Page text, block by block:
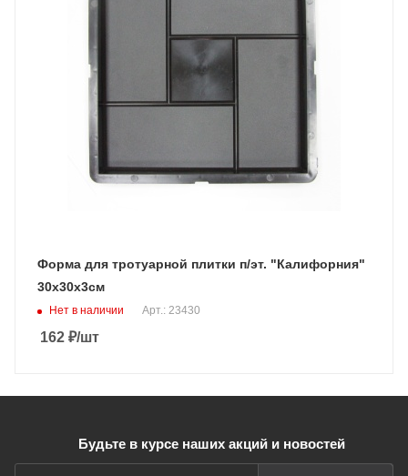
Форма для тротуарной плитки п/эт. "Калифорния"
30х30х3см
Нет в наличии Арт.: 23430
162 ₽/шт
Будьте в курсе наших акций и новостей